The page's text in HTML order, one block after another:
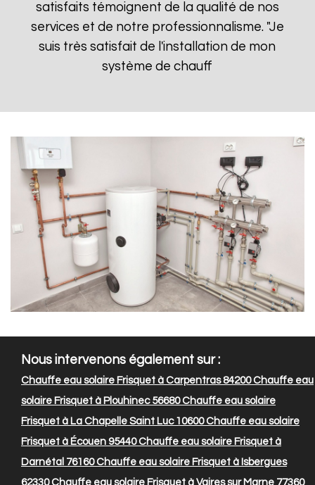
satisfaits témoignent de la qualité de nos
services et de notre professionnalisme. "Je
suis très satisfait de l'installation de mon
système de chauff
Nous intervenons également sur :
Chauffe eau solaire Frisquet à Carpentras 84200Chauffe eau
solaire Frisquet à Plouhinec 56680Chauffe eau solaire
Frisquet à La Chapelle Saint Luc 10600Chauffe eau solaire
Frisquet à Écouen 95440Chauffe eau solaire Frisquet à
Darnétal 76160Chauffe eau solaire Frisquet à Isbergues
62330Chauffe eau solaire Frisquet à Vaires sur Marne 77360